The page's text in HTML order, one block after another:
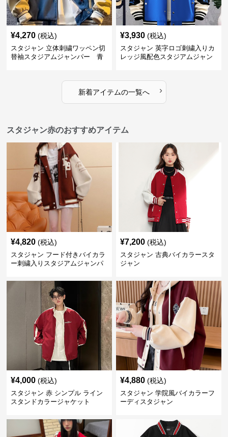
¥4,270 (税込)
スタジャン 立体刺繍ワッペン切
替袖スタジアムジャンパー 青
¥3,930 (税込)
スタジャン 英字ロゴ刺繍入りカ
レッジ風配色スタジアムジャン
新着アイテムの一覧へ ›
スタジャン赤のおすすめアイテム
¥4,820 (税込)
スタジャン フード付きバイカラ
ー刺繍入りスタジアムジャンパ
¥7,200 (税込)
スタジャン 古典バイカラースタ
ジャン
¥4,000 (税込)
スタジャン 赤 シンプル ライン
スタンドカラージャケット
¥4,880 (税込)
スタジャン 学院風バイカラーフ
ーディスタジャン